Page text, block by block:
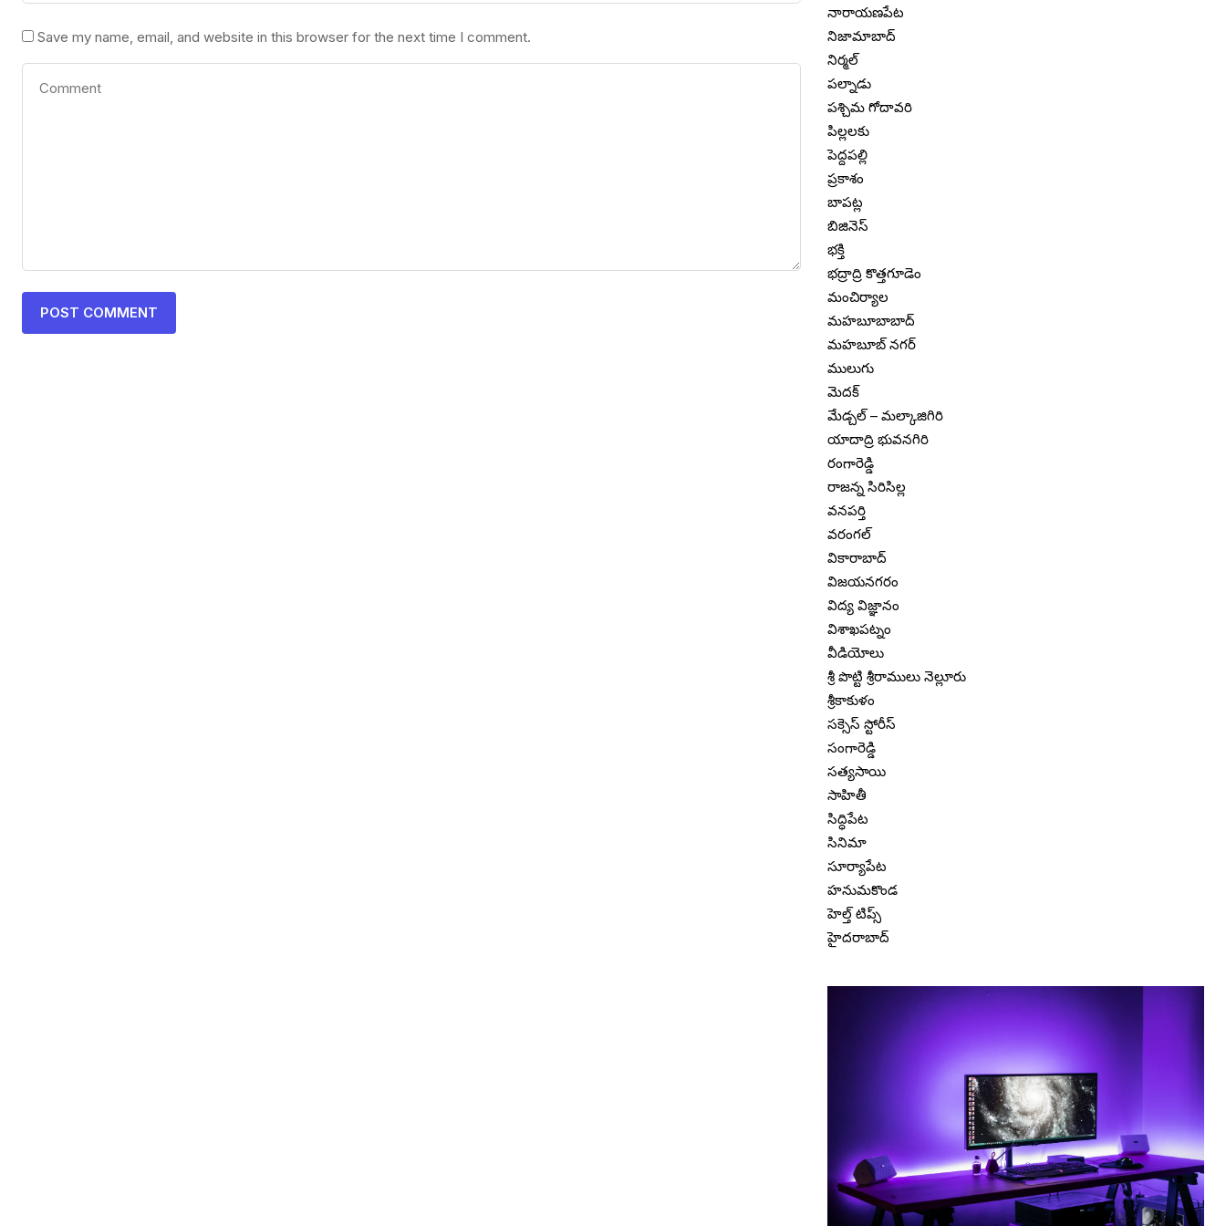
Save my name, email, and website in this browser for the next time I comment.
నారాయణపేట
నిజామాబాద్
నిర్మల్
పల్నాడు
పశ్చిమ గోదావరి
పిల్లలకు
పెద్దపల్లి
ప్రకాశం
బాపట్ల
బిజినెస్
భక్తి
భద్రాద్రి కొత్తగూడెం
మంచిర్యాల
మహబూబాబాద్
మహబూబ్ నగర్
ములుగు
మెదక్
మేడ్చల్ – మల్కాజిగిరి
యాదాద్రి భువనగిరి
రంగారెడ్డి
రాజన్న సిరిసిల్ల
వనపర్తి
వరంగల్
వికారాబాద్
విజయనగరం
విద్య విజ్ఞానం
విశాఖపట్నం
వీడియోలు
శ్రీ పొట్టి శ్రీరాములు నెల్లూరు
శ్రీకాకుళం
సక్సెస్ స్టోరీస్
సంగారెడ్డి
సత్యసాయి
సాహితీ
సిద్ధిపేట
సినిమా
సూర్యాపేట
హనుమకొండ
హెల్త్ టిప్స్
హైదరాబాద్